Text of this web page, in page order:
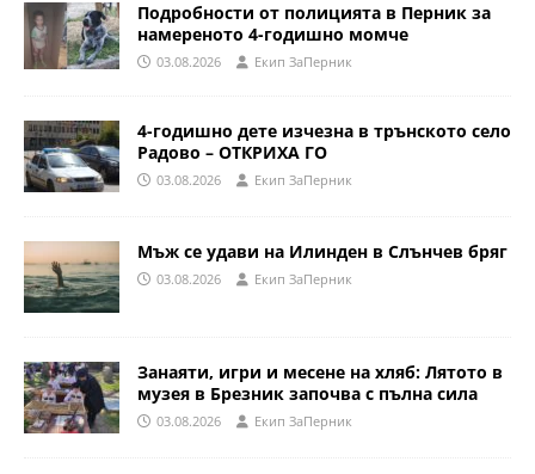
Подробности от полицията в Перник за
намереното 4-годишно момче
03.08.2026 Eкип ЗаПерник
4-годишно дете изчезна в трънското село
Радово – ОТКРИХА ГО
03.08.2026 Eкип ЗаПерник
Мъж се удави на Илинден в Слънчев бряг
03.08.2026 Eкип ЗаПерник
Занаяти, игри и месене на хляб: Лятото в
музея в Брезник започва с пълна сила
03.08.2026 Eкип ЗаПерник